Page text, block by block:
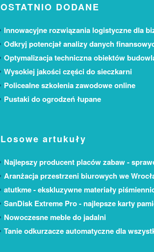
OSTATNIO DODANE
Innowacyjne rozwiązania logistyczne dla
Odkryj potencjał analizy danych
Optymalizacja techniczna obiektów
Wysokiej jakości części do sieczkarni
Policealne szkolenia zawodowe online
Pustaki do ogrodzeń łupane
Losowe artukuły
Najlepszy producent placów zabaw -
Aranżacja przestrzeni biurowych we
atutkme - ekskluzywne materiały
SanDisk Extreme Pro - najlepsze karty
Nowoczesne meble do jadalni
Tanie odkurzacze automatyczne dla